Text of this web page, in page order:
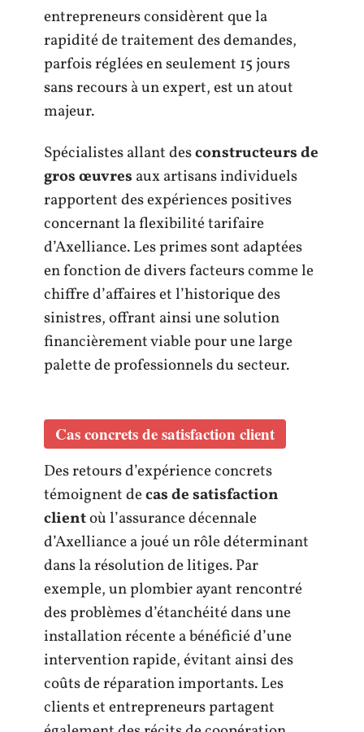
entrepreneurs considèrent que la
rapidité de traitement des demandes,
parfois réglées en seulement 15 jours
sans recours à un expert, est un atout
majeur.
Spécialistes allant desconstructeurs de
gros œuvres aux artisans individuels
rapportent des expériences positives
concernant la flexibilité tarifaire
d’Axelliance. Les primes sont adaptées
en fonction de divers facteurs comme le
chiffre d’affaires et l’historique des
sinistres, offrant ainsi une solution
financièrement viable pour une large
palette de professionnels du secteur.
Cas concrets de satisfaction client
Des retours d’expérience concrets
témoignent decas de satisfaction
clientoù l’assurance décennale
d’Axelliance a joué un rôle déterminant
dans la résolution de litiges. Par
exemple, un plombier ayant rencontré
des problèmes d’étanchéité dans une
installation récente a bénéficié d’une
intervention rapide, évitant ainsi des
coûts de réparation importants. Les
clients et entrepreneurs partagent